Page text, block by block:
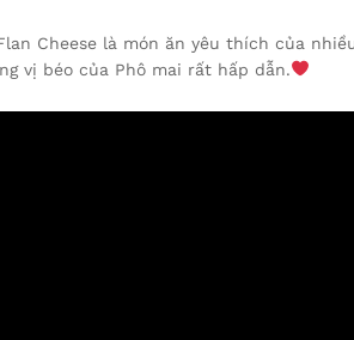
Cheese là món ăn yêu thích của
vị béo của Phô mai rất hấp dẫn.